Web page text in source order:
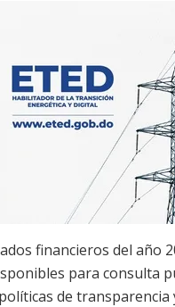
financieros del año
para consulta
de